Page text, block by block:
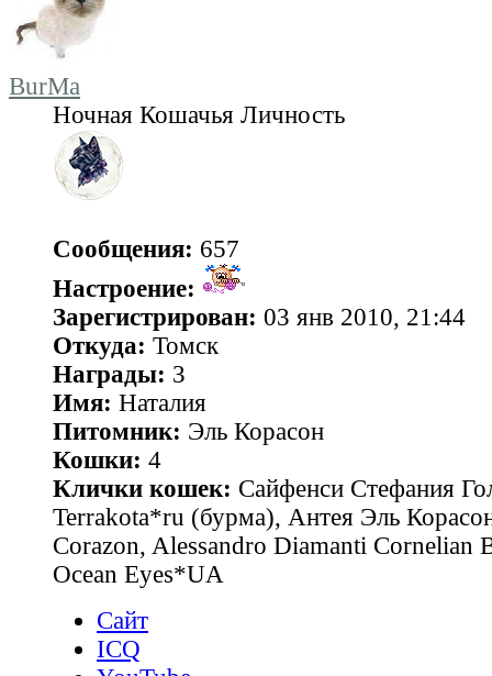
BurMa
Ночная Кошачья Личность
Сообщения: 657
Настроение:
Зарегистрирован: 03 янв 2010, 21:44
Откуда: Томск
Награды: 3
Имя: Наталия
Питомник: Эль Корасон
Кошки: 4
Клички кошек: Сайфенси Стефания
Terrakota*ru (бурма), Антея Эль
Corazon, Alessandro Diamanti Cornelian
Ocean Eyes*UA
Сайт
ICQ